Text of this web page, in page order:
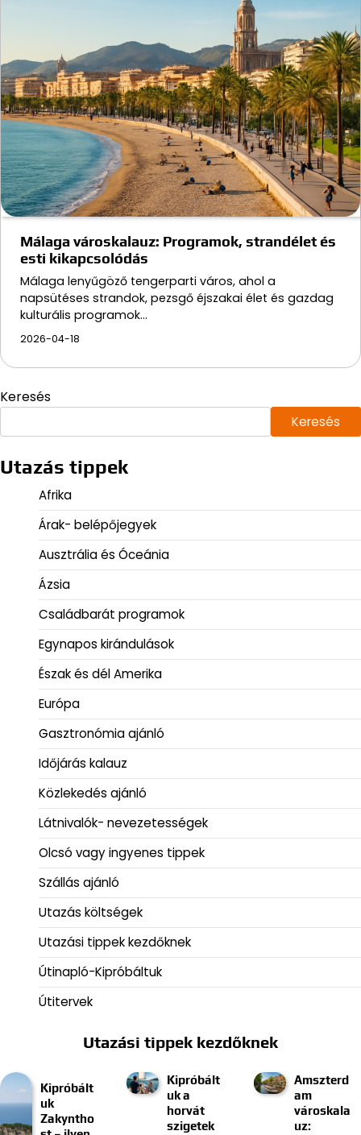
Málaga városkalauz: Programok, strandélet és
esti kikapcsolódás
Málaga lenyűgöző tengerparti város, ahol a
napsütéses strandok, pezsgő éjszakai élet és gazdag
kulturális programok…
2026-04-18
Keresés
Keresés
Utazás tippek
Afrika
Árak- belépőjegyek
Ausztrália és Óceánia
Ázsia
Családbarát programok
Egynapos kirándulások
Észak és dél Amerika
Európa
Gasztronómia ajánló
Időjárás kalauz
Közlekedés ajánló
Látnivalók- nevezetességek
Olcsó vagy ingyenes tippek
Szállás ajánló
Utazás költségek
Utazási tippek kezdőknek
Útinapló-Kipróbáltuk
Útitervek
Utazási tippek kezdőknek
Kipróbált
uk
Zakyntho
Kipróbált
uk a
horvát
szigetek
Amszterd
am
városkala
uz: